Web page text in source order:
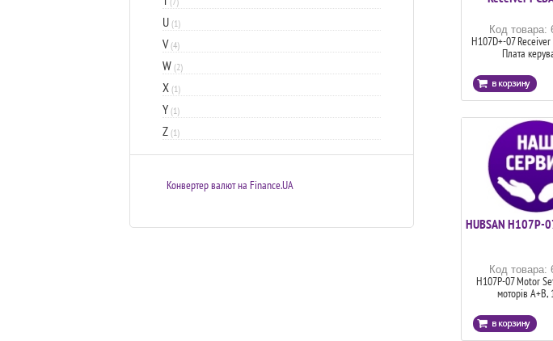
Код товара:
H107D+-07
Плата
HUBSAN H107P-
Код товара:
H107P-07 Motor
моторів A+B,
U (1)
V(4)
W (2)
X (1)
Y (1)
Z (1)
Конвертер валют на Finance.UA